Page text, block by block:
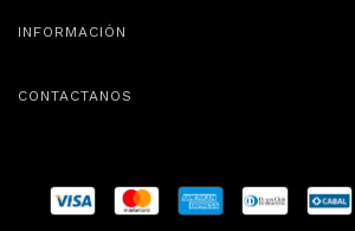
INFORMACIÓN
CONTACTANOS